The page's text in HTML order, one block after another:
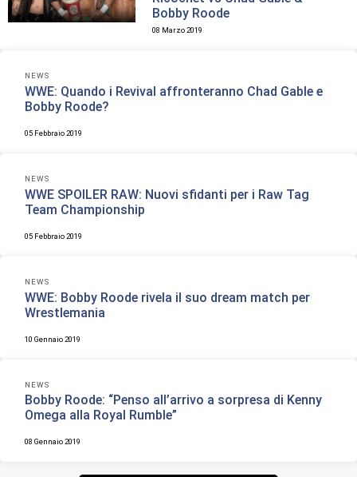
Bobby Roode
08 Marzo 2019
NEWS
WWE: Quando i Revival affronteranno Chad Gable e
Bobby Roode?
05 Febbraio 2019
NEWS
WWE SPOILER RAW: Nuovi sfidanti per i Raw Tag
Team Championship
05 Febbraio 2019
NEWS
WWE: Bobby Roode rivela il suo dream match per
Wrestlemania
10 Gennaio 2019
NEWS
Bobby Roode: “Penso all’arrivo a sorpresa di Kenny
Omega alla Royal Rumble”
08 Gennaio 2019